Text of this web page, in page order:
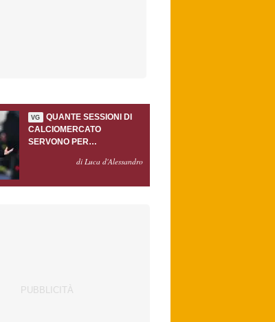
VG
QUANTE SESSIONI DI
CALCIOMERCATO
SERVONO PER
GASPERINI?di Luca d'Alessandro